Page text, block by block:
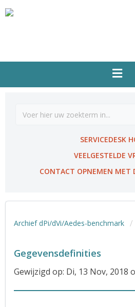
SERVICEDESK
VEELGESTELDE
CONTACT OPNEMEN MET
Archief dPi/dVi/Aedes-benchmark
Gegevensdefinities
Gewijzigd op: Di, 13 Nov, 2018